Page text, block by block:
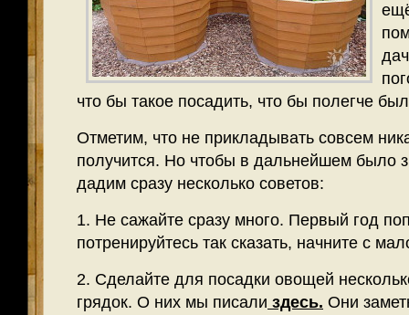
что бы такое посадить, что бы полегче
Отметим, что не прикладывать совсем
получится. Но чтобы в дальнейшем было
дадим сразу несколько советов:
1. Не сажайте сразу много. Первый год
потренируйтесь так сказать, начните с
2. Сделайте для посадки овощей
грядок. О них мы писали здесь. Они